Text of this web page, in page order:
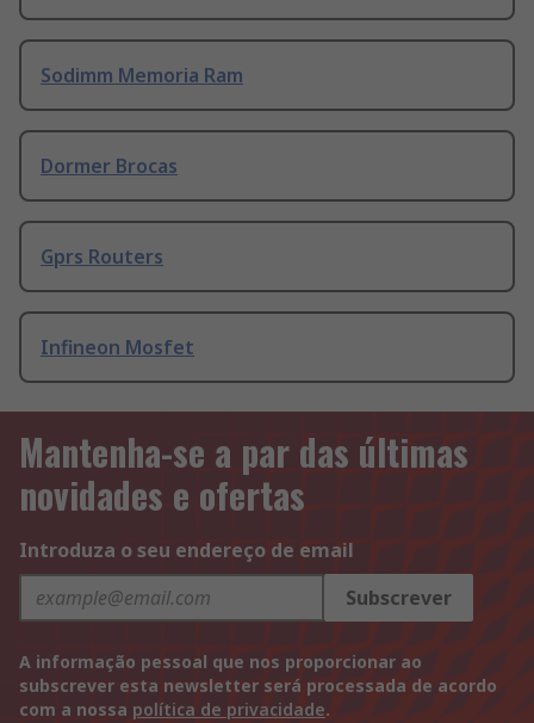
Sodimm Memoria Ram
Dormer Brocas
Gprs Routers
Infineon Mosfet
Mantenha-se a par das últimas
novidades e ofertas
Introduza o seu endereço de email
Subscrever
A informação pessoal que nos proporcionar ao
subscrever esta newsletter será processada de acordo
com a nossa política de privacidade.